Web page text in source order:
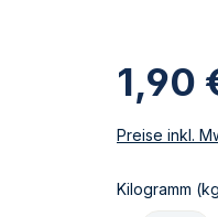
1,90
Preise inkl.
Kilogramm